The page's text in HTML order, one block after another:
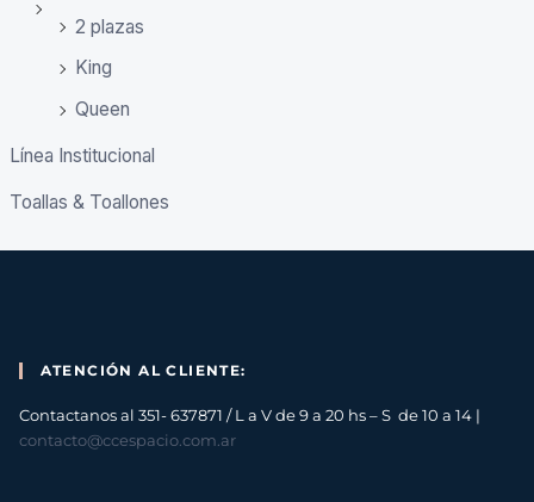
2 plazas
King
Queen
Línea Institucional
Toallas & Toallones
ATENCIÓN AL CLIENTE:
Contactanos al 351- 637871 / L a V de 9 a 20 hs – S de 10 a 14 |
contacto@ccespacio.com.ar